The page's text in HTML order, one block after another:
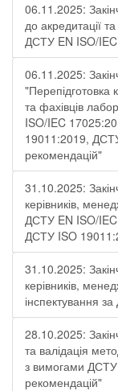
06.11.2025:
до акредитації
ДСТУ EN ISO/
06.11.2025:
"Перепідготовка
та фахівців
ISO/IEC
19011:2019,
рекомендацій"
31.10.2025:
керівників,
ДСТУ EN ISO/
ДСТУ ISO
31.10.2025:
керівників,
інспектування
28.10.2025:
та валідація
з вимогами
рекомендацій"